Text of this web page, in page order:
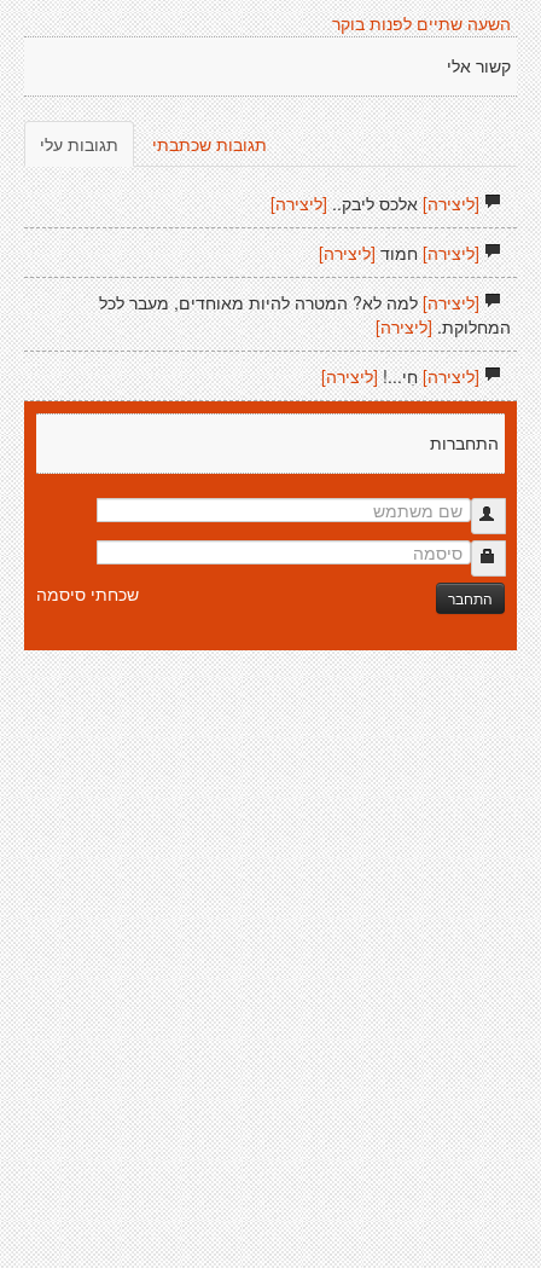
השעה שתיים לפנות בוקר
קשור אלי
תגובות עלי תגובות שכתבתי
[ליצירה]אלכס ליבק.. [ליצירה]
[ליצירה]חמוד [ליצירה]
[ליצירה]למה לא? המטרה להיות מאוחדים, מעבר לכל
המחלוקת. [ליצירה]
[ליצירה]חִי...! [ליצירה]
התחברות
התחבר שכחתי סיסמה